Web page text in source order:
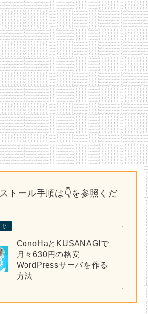
トール手順は👇を参照くだ
じ
ConoHaとKUSANAGIで
月々630円の格安
WordPressサーバを作る
方法